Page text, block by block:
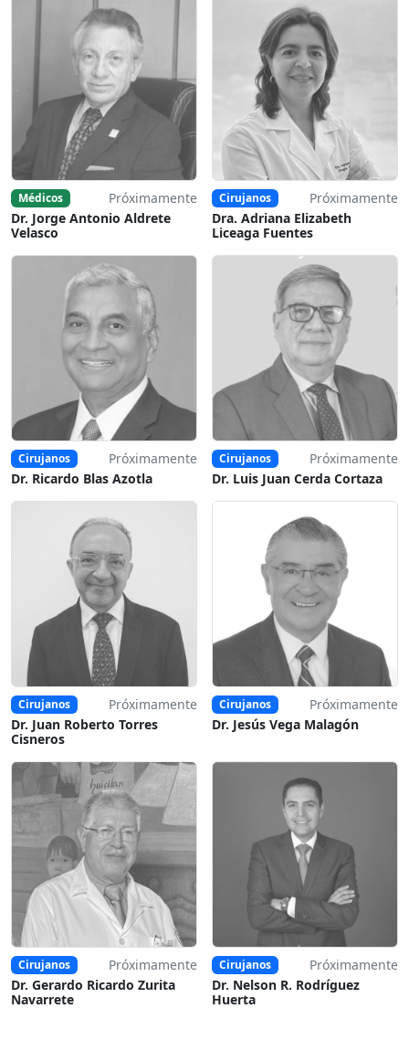
Médicos
Próximamente
Dr. Jorge Antonio Aldrete
Velasco
Cirujanos
Próximamente
Dra. Adriana Elizabeth
Liceaga Fuentes
Cirujanos
Próximamente
Dr. Ricardo Blas Azotla
Cirujanos
Próximamente
Dr. Luis Juan Cerda Cortaza
Cirujanos
Próximamente
Dr. Juan Roberto Torres
Cisneros
Cirujanos
Próximamente
Dr. Jesús Vega Malagón
Cirujanos
Próximamente
Dr. Gerardo Ricardo Zurita
Navarrete
Cirujanos
Próximamente
Dr. Nelson R. Rodríguez
Huerta